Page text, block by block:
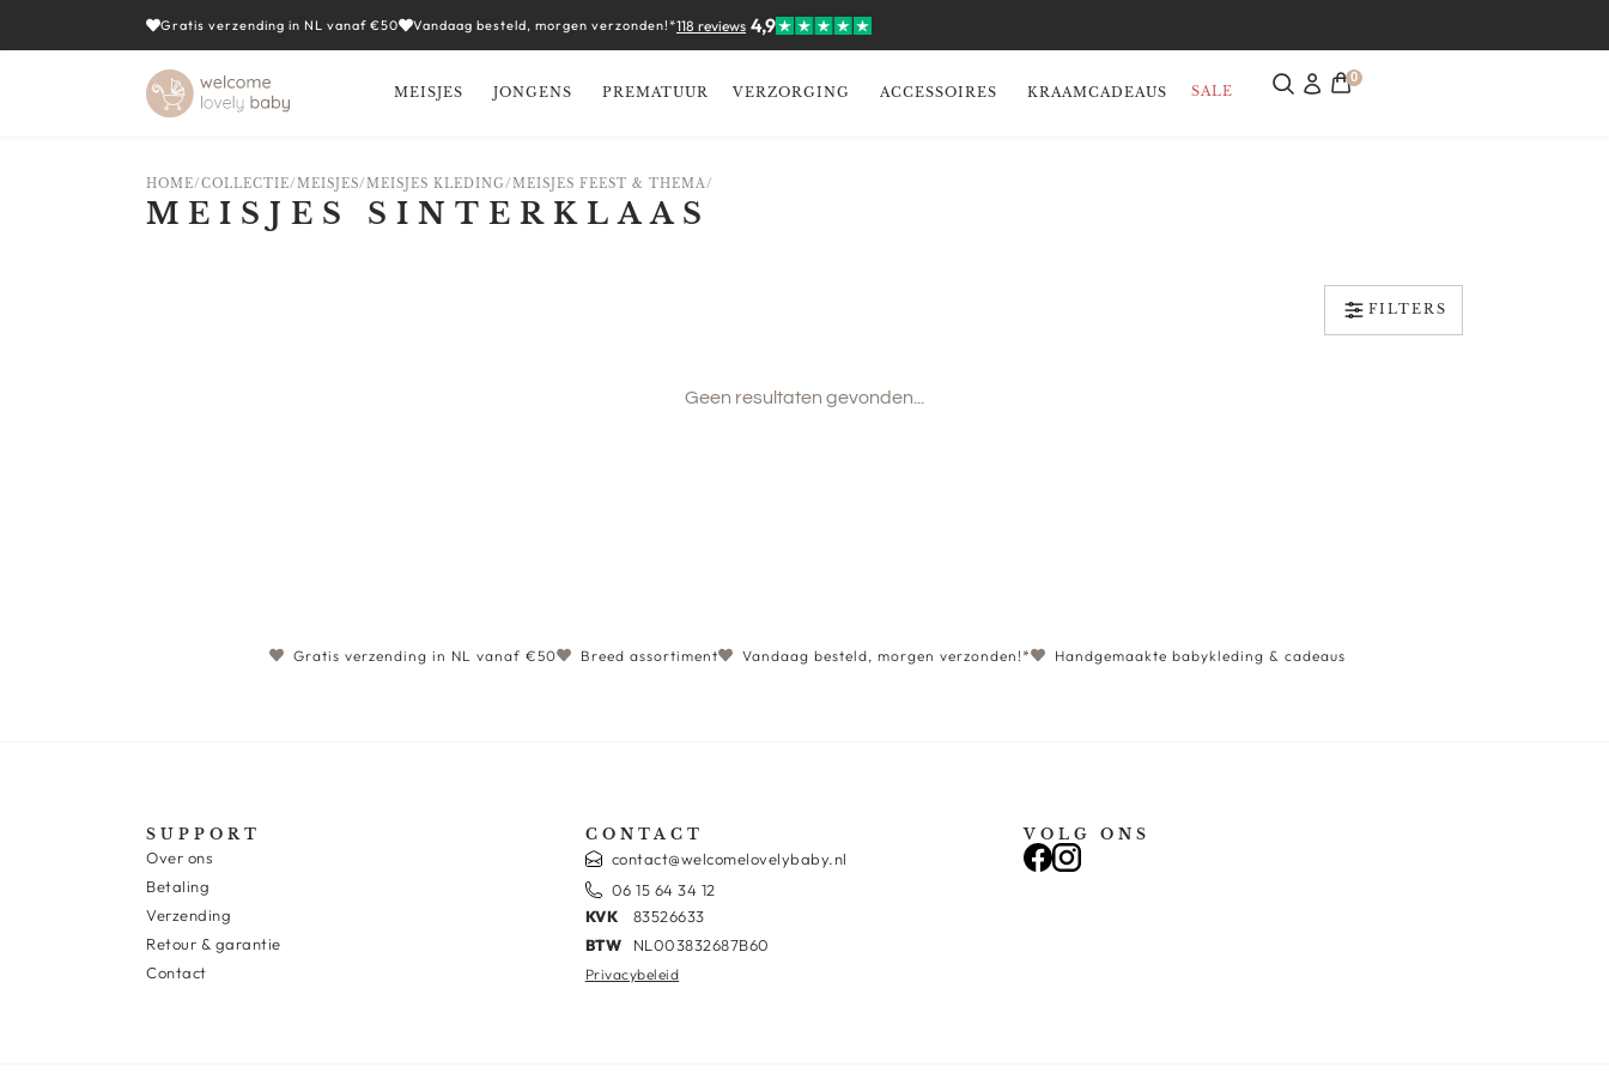
Gratis verzending in NL vanaf €50 Vandaag besteld, morgen verzonden!*118 reviews 4,9
MEISJES JONGENS PREMATUUR VERZORGING ACCESSOIRES KRAAMCADEAUS SALE
0
HOME/COLLECTIE/MEISJES/MEISJES KLEDING/MEISJES FEEST & THEMA/
MEISJES SINTERKLAAS
FILTERS
Geen resultaten gevonden...
Gratis verzending in NL vanaf €50 Breed assortiment Vandaag besteld, morgen verzonden!* Handgemaakte babykleding & cadeaus
SUPPORT
Over ons
Betaling
Verzending
Retour & garantie
Contact
CONTACT
contact@welcomelovelybaby.nl
06 15 64 34 12
KVK
83526633
BTW
NL003832687B60
Privacybeleid
VOLG ONS